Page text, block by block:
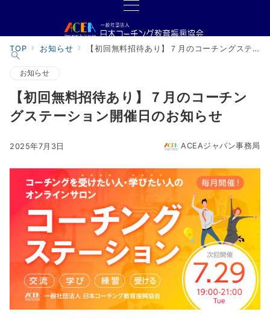
TOP お知らせ 【初回無料招待あり】７月のコーチングステーション開催日のお知らせ
お知らせ
【初回無料招待あり】７月のコーチン
グステーション開催日のお知らせ
2025年7月3日 ACEAジャパン事務局